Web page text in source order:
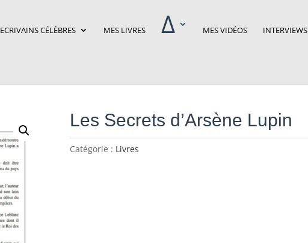
ECRIVAINS CÉLÈBRES MES LIVRES ‎Δ MES VIDÉOS INTERVIEWS
Les Secrets d’Arsène Lupin
Catégorie : Livres